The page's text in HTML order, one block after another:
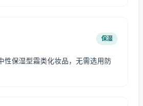
保湿
性保湿型霜类化妆品，无需选用防